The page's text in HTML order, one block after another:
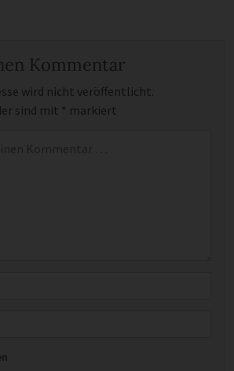
Kommentar
wird nicht veröffentlicht.
sind mit * markiert